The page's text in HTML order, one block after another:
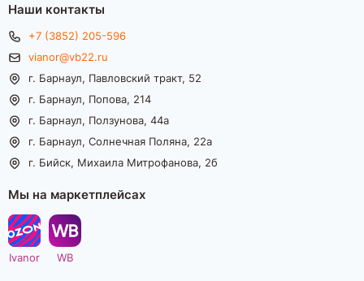
Наши контакты
+7 (3852) 205-596
vianor@vb22.ru
г. Барнаул, Павловский тракт, 52
г. Барнаул, Попова, 214
г. Барнаул, Ползунова, 44а
г. Барнаул, Солнечная Поляна, 22а
г. Бийск, Михаила Митрофанова, 2б
Мы на маркетплейсах
Ivanor WB